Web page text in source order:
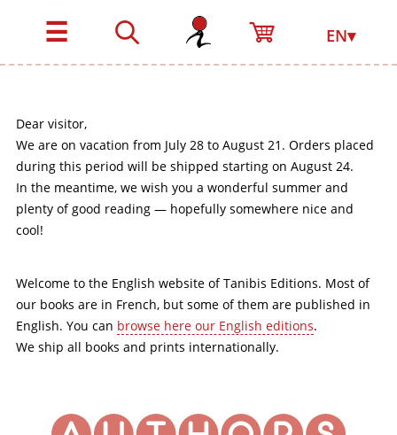
☰ EN▾
Dear visitor,
We are on vacation from July 28 to August 21. Orders placed
during this period will be shipped starting on August 24.
In the meantime, we wish you a wonderful summer and
plenty of good reading — hopefully somewhere nice and
cool!
Welcome to the English website of Tanibis Editions. Most of
our books are in French, but some of them are published in
English. You can browse here our English editions.
We ship all books and prints internationally.